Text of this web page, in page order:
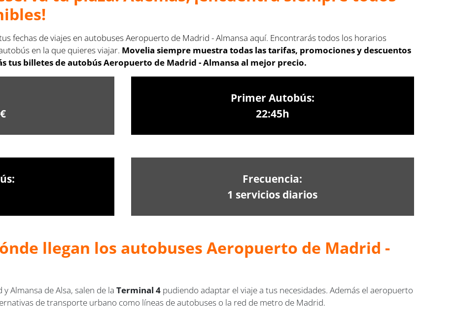
fechas de viajes en autobuses Aeropuerto de Madrid - Almansa aquí. Encontrarás todos los horarios
en la que quieres viajar. Movelia siempre muestra todas las tarifas, promociones y descuentos
tus billetes de autobús Aeropuerto de Madrid - Almansa al mejor precio.
Primer Autobús:
22:45h
Frecuencia:
1 servicios diarios
llegan los autobuses Aeropuerto de Madrid -
Almansa de Alsa, salen de laTerminal 4 pudiendo adaptar el viaje a tus necesidades. Además el aeropuerto
de transporte urbano como líneas de autobuses o la red de metro de Madrid.